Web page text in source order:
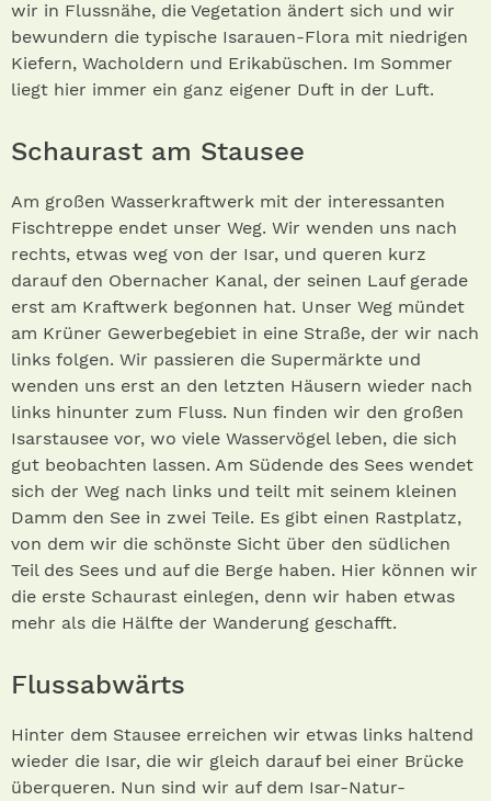
wir in Flussnähe, die Vegetation ändert sich und wir
bewundern die typische Isarauen-Flora mit niedrigen
Kiefern, Wacholdern und Erikabüschen. Im Sommer
liegt hier immer ein ganz eigener Duft in der Luft.
Schaurast am Stausee
Am großen Wasserkraftwerk mit der interessanten
Fischtreppe endet unser Weg. Wir wenden uns nach
rechts, etwas weg von der Isar, und queren kurz
darauf den Obernacher Kanal, der seinen Lauf gerade
erst am Kraftwerk begonnen hat. Unser Weg mündet
am Krüner Gewerbegebiet in eine Straße, der wir nach
links folgen. Wir passieren die Supermärkte und
wenden uns erst an den letzten Häusern wieder nach
links hinunter zum Fluss. Nun finden wir den großen
Isarstausee vor, wo viele Wasservögel leben, die sich
gut beobachten lassen. Am Südende des Sees wendet
sich der Weg nach links und teilt mit seinem kleinen
Damm den See in zwei Teile. Es gibt einen Rastplatz,
von dem wir die schönste Sicht über den südlichen
Teil des Sees und auf die Berge haben. Hier können wir
die erste Schaurast einlegen, denn wir haben etwas
mehr als die Hälfte der Wanderung geschafft.
Flussabwärts
Hinter dem Stausee erreichen wir etwas links haltend
wieder die Isar, die wir gleich darauf bei einer Brücke
überqueren. Nun sind wir auf dem Isar-Natur-